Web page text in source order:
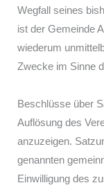
Wegfall seines
ist der Gemeinde
wiederum
Zwecke im Sinne
Beschlüsse über
Auflösung des
anzuzeigen.
genannten
Einwilligung des